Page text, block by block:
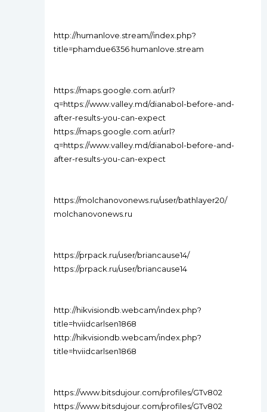
http://humanlove.stream//index.php?
title=phamdue6356 humanlove.stream
https://maps.google.com.ar/url?
q=https://www.valley.md/dianabol-before-and-
after-results-you-can-expect
https://maps.google.com.ar/url?
q=https://www.valley.md/dianabol-before-and-
after-results-you-can-expect
https://molchanovonews.ru/user/bathlayer20/
molchanovonews.ru
https://prpack.ru/user/briancause14/
https://prpack.ru/user/briancause14
http://hikvisiondb.webcam/index.php?
title=hviidcarlsen1868
http://hikvisiondb.webcam/index.php?
title=hviidcarlsen1868
https://www.bitsdujour.com/profiles/GTv802
https://www.bitsdujour.com/profiles/GTv802